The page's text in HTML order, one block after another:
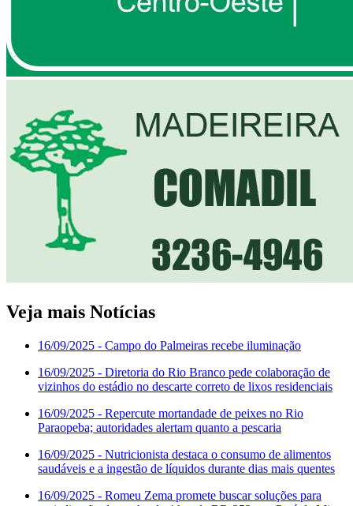
Veja mais Notícias
16/09/2025 - Campo do Palmeiras recebe iluminação
16/09/2025 - Diretoria do Rio Branco pede colaboração de
vizinhos do estádio no descarte correto de lixos residenciais
16/09/2025 - Repercute mortandade de peixes no Rio
Paraopeba; autoridades alertam quanto a pescaria
16/09/2025 - Nutricionista destaca o consumo de alimentos
saudáveis e a ingestão de líquidos durante dias mais quentes
16/09/2025 - Romeu Zema promete buscar soluções para